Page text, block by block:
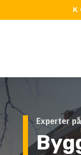
Experter